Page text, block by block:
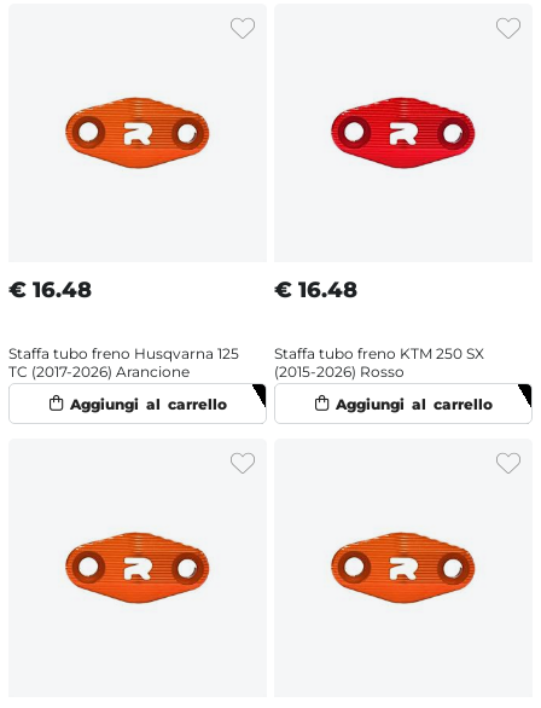
€ 16.48
Staffa tubo freno Husqvarna 125
TC (2017-2026) Arancione
€ 16.48
Staffa tubo freno KTM 250 SX
(2015-2026) Rosso